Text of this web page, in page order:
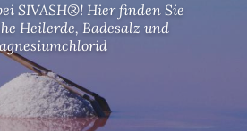
SIVASH®! Hier finden Sie
Heilerde, Badesalz und
SIVASH®! Hier finden Sie
Heilerde, Badesalz und
SIVASH®! Hier finden Sie
Heilerde, Badesalz und